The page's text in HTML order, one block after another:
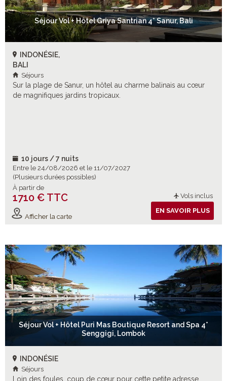
Séjour Vol + Hôtel Griya Santrian 4* Sanur, Bali
INDONÉSIE,
BALI
Séjours
Sur la plage de Sanur, un hôtel au charme balinais au cœur
de magnifiques jardins tropicaux.
10 jours / 7 nuits
Entre le 24/08/2026 et le 11/07/2027
(Plusieurs durées possibles)
À partir de
1710 € TTC Vols inclus
Afficher la carte
EN SAVOIR PLUS
Séjour Vol + Hôtel Puri Mas Boutique Resort and Spa 4*
Senggigi, Lombok
INDONÉSIE
Séjours
Loin des foules, coup de cœur pour cette petite adresse